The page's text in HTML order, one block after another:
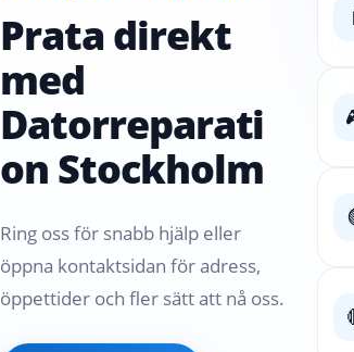
Prata direkt
med
Datorreparati
on Stockholm
Ring oss för snabb hjälp eller
öppna kontaktsidan för adress,
öppettider och fler sätt att nå oss.